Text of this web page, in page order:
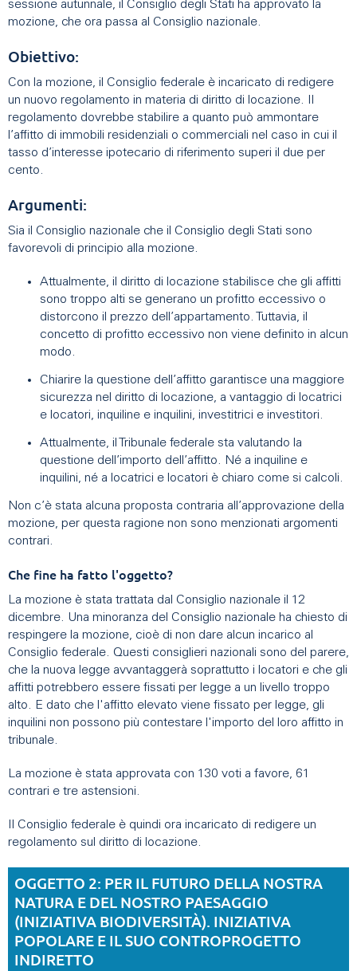
sessione autunnale, il Consiglio degli Stati ha approvato la
mozione, che ora passa al Consiglio nazionale.
Obiettivo:
Con la mozione, il Consiglio federale è incaricato di redigere
un nuovo regolamento in materia di diritto di locazione. Il
regolamento dovrebbe stabilire a quanto può ammontare
l’affitto di immobili residenziali o commerciali nel caso in cui il
tasso d’interesse ipotecario di riferimento superi il due per
cento.
Argumenti:
Sia il Consiglio nazionale che il Consiglio degli Stati sono
favorevoli di principio alla mozione.
Attualmente, il diritto di locazione stabilisce che gli affitti
sono troppo alti se generano un profitto eccessivo o
distorcono il prezzo dell’appartamento. Tuttavia, il
concetto di profitto eccessivo non viene definito in alcun
modo.
Chiarire la questione dell’affitto garantisce una maggiore
sicurezza nel diritto di locazione, a vantaggio di locatrici
e locatori, inquiline e inquilini, investitrici e investitori.
Attualmente, il Tribunale federale sta valutando la
questione dell’importo dell’affitto. Né a inquiline e
inquilini, né a locatrici e locatori è chiaro come si calcoli.
Non c’è stata alcuna proposta contraria all’approvazione della
mozione, per questa ragione non sono menzionati argomenti
contrari.
Che fine ha fatto l'oggetto?
La mozione è stata trattata dal Consiglio nazionale il 12
dicembre. Una minoranza del Consiglio nazionale ha chiesto di
respingere la mozione, cioè di non dare alcun incarico al
Consiglio federale. Questi consiglieri nazionali sono del parere,
che la nuova legge avvantaggerà soprattutto i locatori e che gli
affitti potrebbero essere fissati per legge a un livello troppo
alto. E dato che l'affitto elevato viene fissato per legge, gli
inquilini non possono più contestare l'importo del loro affitto in
tribunale.
La mozione è stata approvata con 130 voti a favore, 61
contrari e tre astensioni.
Il Consiglio federale è quindi ora incaricato di redigere un
regolamento sul diritto di locazione.
OGGETTO 2: PER IL FUTURO DELLA NOSTRA
NATURA E DEL NOSTRO PAESAGGIO
(INIZIATIVA BIODIVERSITÀ). INIZIATIVA
POPOLARE E IL SUO CONTROPROGETTO
INDIRETTO